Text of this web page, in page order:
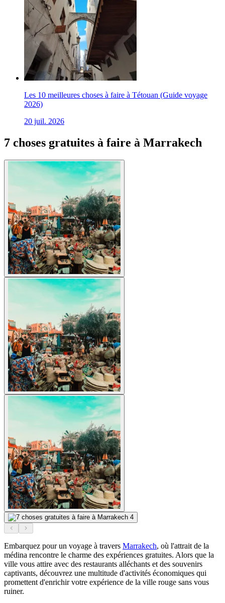
Les 10 meilleures choses à faire à Tétouan (Guide voyage
2026)
20 juil. 2026
7 choses gratuites à faire à Marrakech
Embarquez pour un voyage à travers Marrakech, où l'attrait de la
médina rencontre le charme des expériences gratuites. Alors que la
ville vous attire avec des restaurants alléchants et des souvenirs
captivants, découvrez une multitude d'activités économiques qui
promettent d'enrichir votre expérience de la ville rouge sans vous
ruiner.